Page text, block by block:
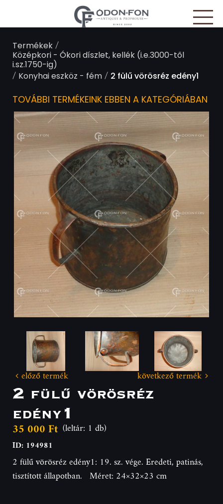
Termékek/
Középkori - Ókori díszlet, kellék (i.e.3000-től
i.sz.1750-ig)
/ Konyhai eszköz - fém/ 2 fülű vörösréz edény1
TOVÁBBI TERMÉKEINK EBBEN A KATEGÓRIÁBAN
előző termék következő termék
2 fülű vörösréz
edény1
35 000 Ft (leltár: 1 db)
ID: 194981
2 fülű vörösréz edény1: 19. sz. vége. Eredeti, patinás,
tisztított állapotban. Méret: 24×32×23 cm